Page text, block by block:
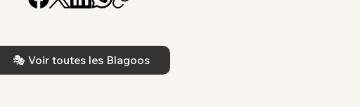
🎭 Voir toutes les Blagoos